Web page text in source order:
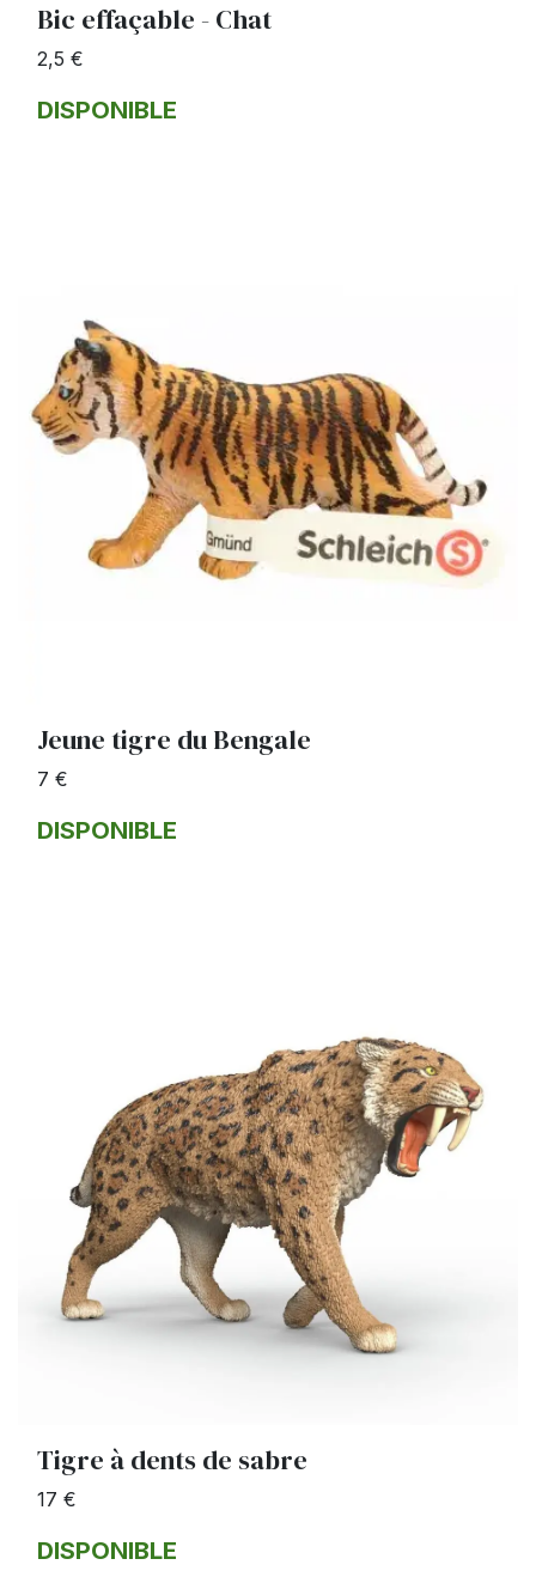
Bic effaçable - Chat
2,5 €
DISPONIBLE
Jeune tigre du Bengale
7 €
DISPONIBLE
Tigre à dents de sabre
17 €
DISPONIBLE